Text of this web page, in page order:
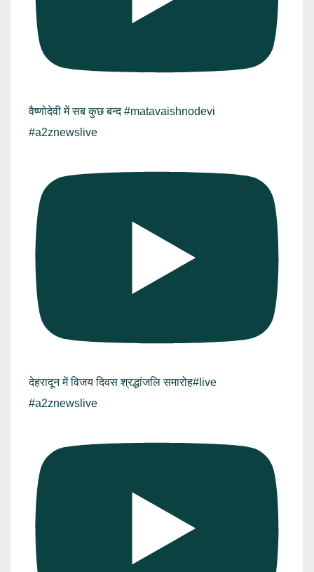
वैष्णोदेवी में सब कुछ बन्द #matavaishnodevi
#a2znewslive
देहरादून में विजय दिवस श्रद्धांजलि समारोह#live
#a2znewslive